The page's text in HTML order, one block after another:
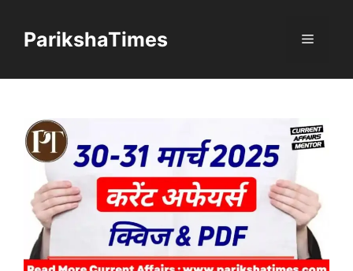
contentParikshaTimes Menu